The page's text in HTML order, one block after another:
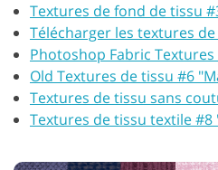
Textures de fond de tissu
Télécharger les textures
Photoshop Fabric
Old Textures de tissu #6
Textures de tissu sans
Textures de tissu textile #8